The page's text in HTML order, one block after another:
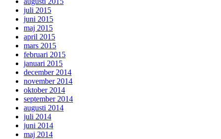
juli 2015
juni 2015
maj 2015
april 2015
mars 2015
februari 2015
januari 2015
december 2014
november 2014
oktober 2014
september 2014
augusti 2014
juli 2014
juni 2014
maj 2014